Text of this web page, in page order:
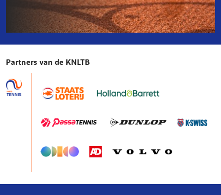
Partners van de KNLTB